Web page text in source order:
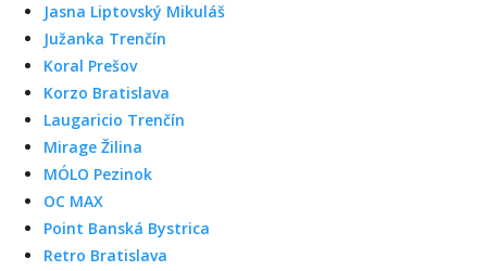
Jasna Liptovský Mikuláš
Južanka Trenčín
Koral Prešov
Korzo Bratislava
Laugaricio Trenčín
Mirage Žilina
MÓLO Pezinok
OC MAX
Point Banská Bystrica
Retro Bratislava